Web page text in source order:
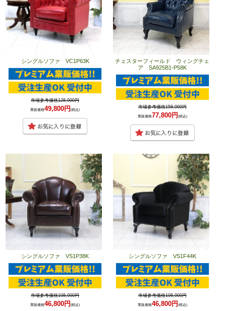
シングルソファ VC1P63K
市場参考価格128,000円
業販価格49,800円(税込)
チェスターフィールド ウィングチェ
ア SA925B1-P58K
市場参考価格158,000円
業販価格77,800円 (税込)
シングルソファ VS1P38K
市場参考価格108,000円
業販価格46,800円(税込)
シングルソファ VS1F44K
市場参考価格108,000円
業販価格46,800円 (税込)